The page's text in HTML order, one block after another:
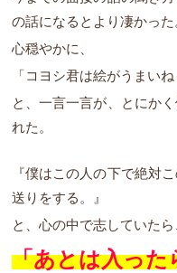
の話になるとより凄かった
心穏やかに、
「コヨシ君は絵がうまい
と、一言一言が、とにか
れた。
『僕はこの人の下で絶対
送りをする。』
と、心の中で志していたら
「あとは入った